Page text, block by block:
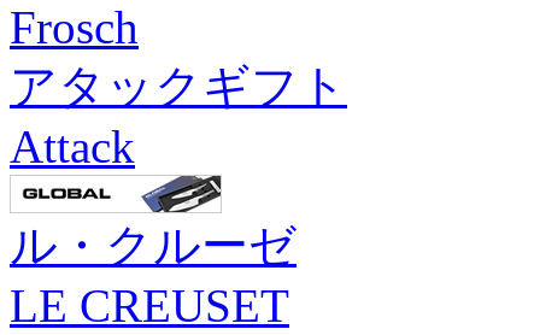
Frosch
アタックギフト
Attack
ル・クルーゼ
LE CREUSET